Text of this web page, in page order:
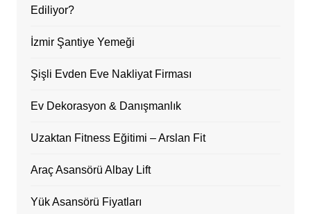
Ediliyor?
İzmir Şantiye Yemeği
Şişli Evden Eve Nakliyat Firması
Ev Dekorasyon & Danışmanlık
Uzaktan Fitness Eğitimi – Arslan Fit
Araç Asansörü Albay Lift
Yük Asansörü Fiyatları